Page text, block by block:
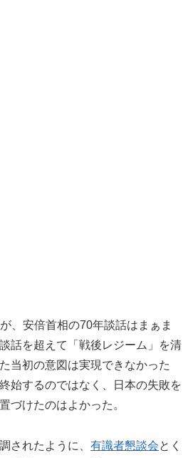
、安倍首相の70年談話はまぁま
話を超えて「戦後レジーム」を清
当初の意図は実現できなかった
始するのではなく、日本の失敗を
づけたのはよかった。
されたように、 有識者懇談会とく